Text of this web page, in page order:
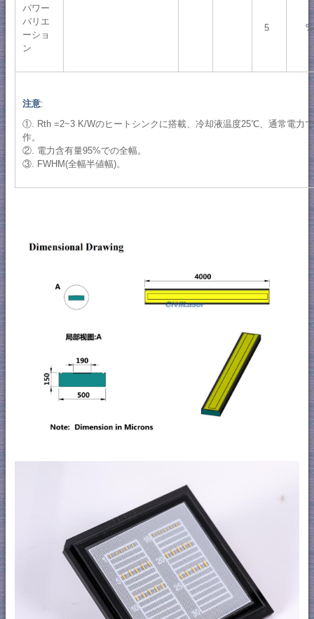
パワー
バリエ
ーショ
ン
5 %
注意:
①. Rth =2~3 K/Wのヒートシンクに搭載、冷却液温度25℃、通常電力
作。
②. 電力含有量95%での全幅。
③. FWHM(全幅半値幅)。